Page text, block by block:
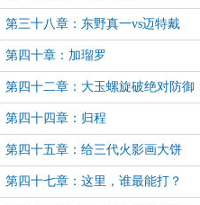
第三十八章：东野真一vs迈特戴
第四十章：加瑠罗
第四十二章：大玉螺旋破绝对防御
第四十四章：归程
第四十五章：给三代火影画大饼
第四十七章：这里，谁最能打？